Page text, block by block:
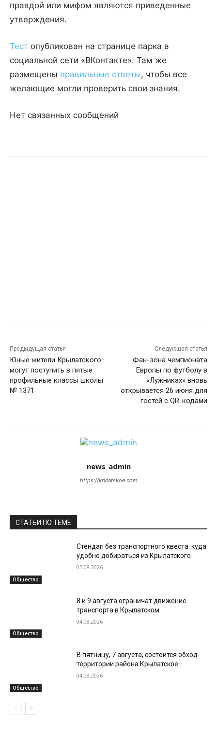
правдой или мифом являются приведенные
утверждения.
Тест опубликован на странице парка в
социальной сети «ВКонтакте». Там же
размещены правильные ответы, чтобы все
желающие могли проверить свои знания.
Нет связанных сообщений
Предыдущая статья
Юные жители Крылатского
могут поступить в пятые
профильные классы школы
№ 1371
Следующая статья
Фан-зона чемпионата
Европы по футболу в
«Лужниках» вновь
открывается 26 июня для
гостей с QR-кодами
news_admin
https://krylatskoe.com
СТАТЬИ ПО ТЕМЕ
Общество
Стендап без транспортного квеста: куда
удобно добираться из Крылатского
05.08.2026
Общество
8 и 9 августа ограничат движение
транспорта в Крылатском
04.08.2026
Общество
В пятницу, 7 августа, состоится обход
территории района Крылатское
04.08.2026